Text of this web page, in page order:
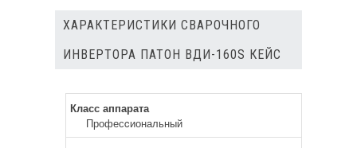
ХАРАКТЕРИСТИКИ СВАРОЧНОГО
ИНВЕРТОРА ПАТОН ВДИ-160S КЕЙС
Класс аппарата
Професcиональный